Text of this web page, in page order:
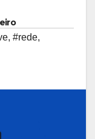
, #rede,